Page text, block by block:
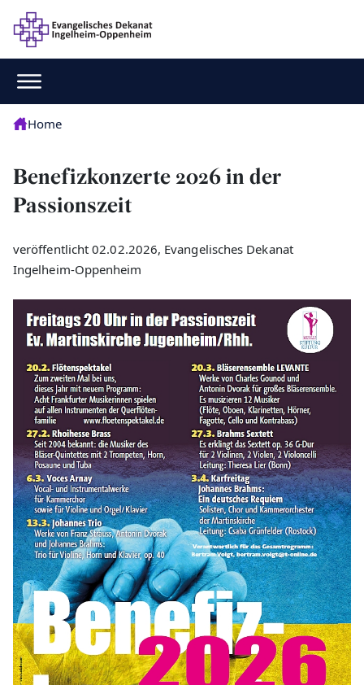
Home
Benefizkonzerte 2026 in der
Passionszeit
veröffentlicht 02.02.2026, Evangelisches Dekanat
Ingelheim-Oppenheim